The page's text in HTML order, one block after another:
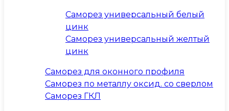
Саморез универсальный белый
цинк
Саморез универсальный желтый
цинк
Саморез для оконного профиля
Саморез по металлу оксид. со сверлом
Саморез ГКЛ